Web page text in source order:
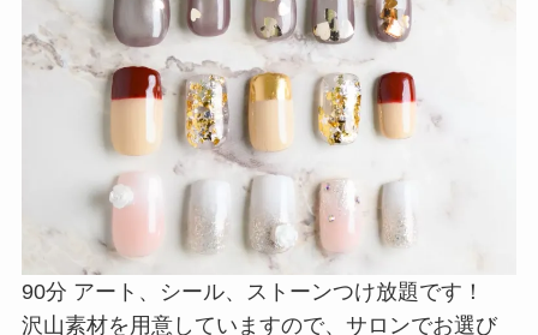
90分 アート、シール、ストーンつけ放題です！
沢山素材を用意していますので、サロンでお選び